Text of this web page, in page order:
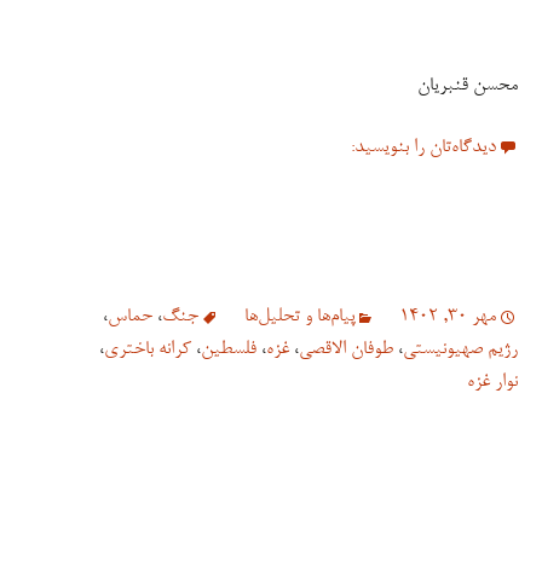
محسن قنبریان
دیدگاه‌تان را بنویسید:
مهر 30, 1402 پیام‌ها و تحلیل‌ها جنگ، حماس،
رژیم صهیونیستی، طوفان الاقصی، غزه، فلسطین، کرانه باختری،
نوار غزه